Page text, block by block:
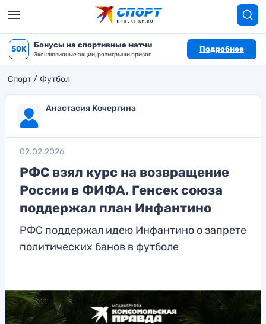
50K Бонусы на спортивные матчи
Эксклюзивные акции, розыгрыши призов
Подробнее
Спорт Футбол
Анастасия Кочергина
02.02.2026
РФС взял курс на возвращение
России в ФИФА. Генсек союза
поддержал план Инфантино
РФС поддержал идею Инфантино о запрете
политических банов в футболе